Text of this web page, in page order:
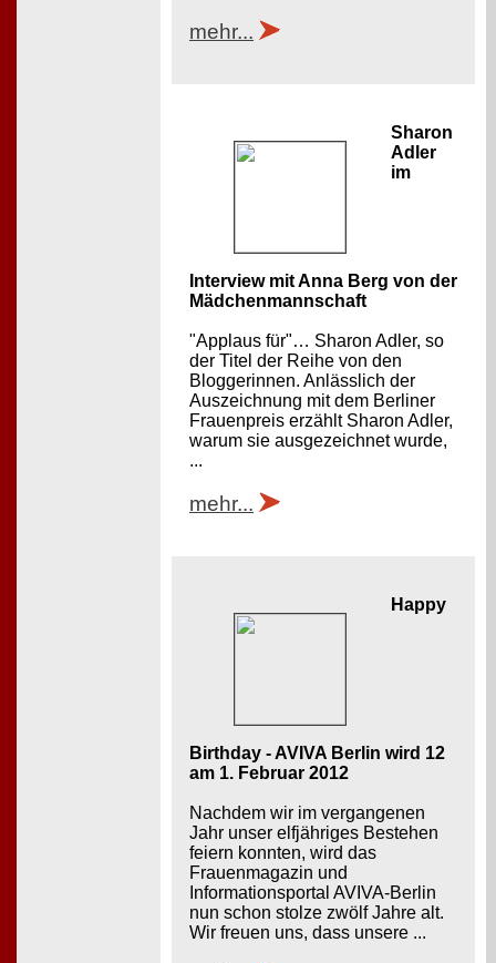
mehr...
Sharon
Adler
im
Interview mit Anna Berg von der
Mädchenmannschaft
"Applaus für"… Sharon Adler, so
der Titel der Reihe von den
Bloggerinnen. Anlässlich der
Auszeichnung mit dem Berliner
Frauenpreis erzählt Sharon Adler,
warum sie ausgezeichnet wurde,
...
mehr...
Happy
Birthday - AVIVA Berlin wird 12
am 1. Februar 2012
Nachdem wir im vergangenen
Jahr unser elfjähriges Bestehen
feiern konnten, wird das
Frauenmagazin und
Informationsportal AVIVA-Berlin
nun schon stolze zwölf Jahre alt.
Wir freuen uns, dass unsere ...